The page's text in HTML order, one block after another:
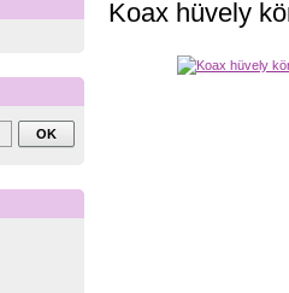
Koax hüvely